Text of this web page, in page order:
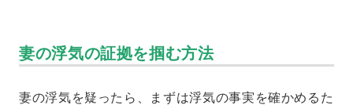
妻の浮気の証拠を掴む方法
妻の浮気を疑ったら、まずは浮気の事実を確かめるた